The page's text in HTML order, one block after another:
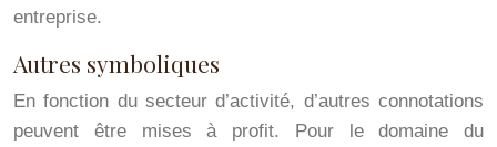
entreprise.
Autres symboliques
En fonction du secteur d’activité, d’autres connotations
peuvent être mises à profit. Pour le domaine du